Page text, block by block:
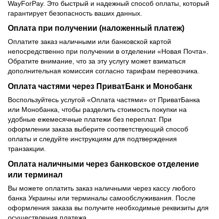
WayForPay. Это быстрый и надежный способ оплаты, который
гарантирует безопасность ваших данных.
Оплата при получении (наложенный платеж)
Оплатите заказ наличными или банковской картой
непосредственно при получении в отделении «Новая Почта».
Обратите внимание, что за эту услугу может взиматься
дополнительная комиссия согласно тарифам перевозчика.
Оплата частями через ПриватБанк и Монобанк
Воспользуйтесь услугой «Оплата частями» от ПриватБанка
или Монобанка, чтобы разделить стоимость покупки на
удобные ежемесячные платежи без переплат. При
оформлении заказа выберите соответствующий способ
оплаты и следуйте инструкциям для подтверждения
транзакции.
Оплата наличными через банковское отделение
или терминал
Вы можете оплатить заказ наличными через кассу любого
банка Украины или терминалы самообслуживания. После
оформления заказа вы получите необходимые реквизиты для